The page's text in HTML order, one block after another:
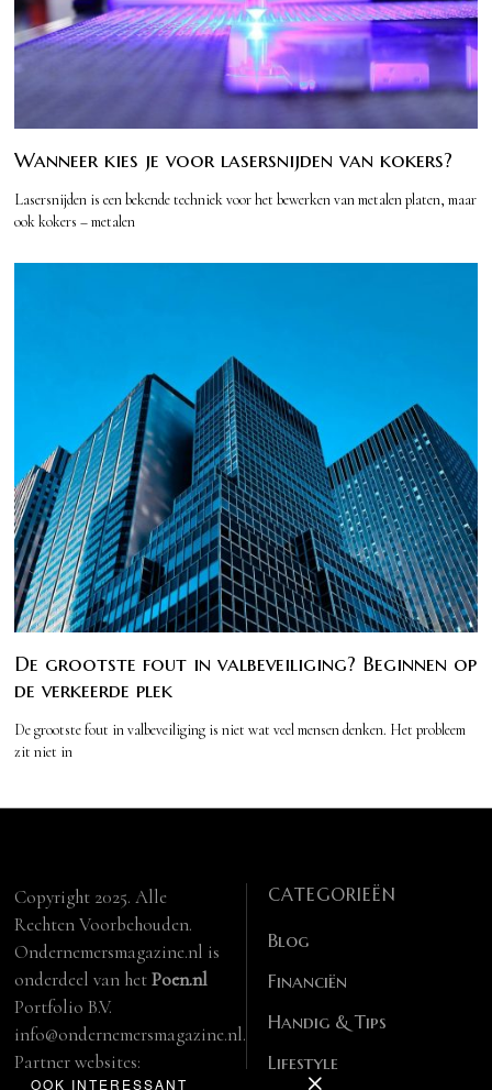
OOK INTERESSANT
Wanneer kies je voor lasersnijden van kokers?
Lasersnijden is een bekende techniek voor het bewerken van metalen platen, maar
ook kokers – metalen
De grootste fout in valbeveiliging? Beginnen op
de verkeerde plek
De grootste fout in valbeveiliging is niet wat veel mensen denken. Het probleem
zit niet in
Copyright 2025. Alle
Rechten Voorbehouden.
Ondernemersmagazine.nl is
onderdeel van hetPoen.nl
Portfolio B.V.
info@ondernemersmagazine.nl.
Partner websites:
CATEGORIEËN
Blog
Financiën
Handig & Tips
Lifestyle